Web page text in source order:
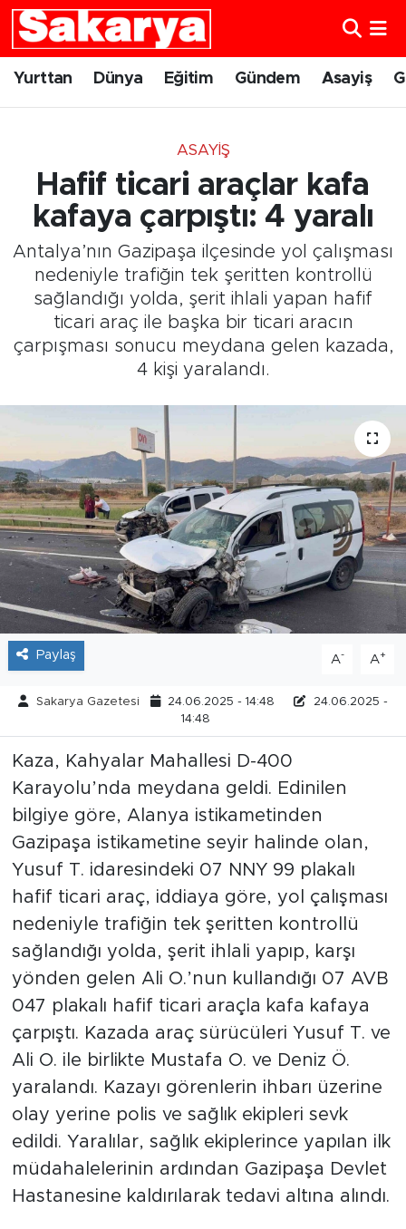
Yurttan Dünya Eğitim Gündem Asayiş
ASAYIŞ
Hafif ticari araçlar kafa
kafaya çarpıştı: 4 yaralı
Antalya’nın Gazipaşa ilçesinde yol çalışması
nedeniyle trafiğin tek şeritten kontrollü
sağlandığı yolda, şerit ihlali yapan hafif
ticari araç ile başka bir ticari aracın
çarpışması sonucu meydana gelen kazada,
4 kişi yaralandı.
Paylaş A- A+
Sakarya Gazetesi 24.06.2025 - 14:48
24.06.2025 -
14:48
Kaza, Kahyalar Mahallesi D-400
Karayolu’nda meydana geldi. Edinilen
bilgiye göre, Alanya istikametinden
Gazipaşa istikametine seyir halinde olan,
Yusuf T. idaresindeki 07 NNY 99 plakalı
hafif ticari araç, iddiaya göre, yol çalışması
nedeniyle trafiğin tek şeritten kontrollü
sağlandığı yolda, şerit ihlali yapıp, karşı
yönden gelen Ali O.’nun kullandığı 07 AVB
047 plakalı hafif ticari araçla kafa kafaya
çarpıştı. Kazada araç sürücüleri Yusuf T. ve
Ali O. ile birlikte Mustafa O. ve Deniz Ö.
yaralandı. Kazayı görenlerin ihbarı üzerine
olay yerine polis ve sağlık ekipleri sevk
edildi. Yaralılar, sağlık ekiplerince yapılan ilk
müdahalelerinin ardından Gazipaşa Devlet
Hastanesine kaldırılarak tedavi altına alındı.
Yurttan
Gündem
Eskişehirspor
Spor
Sağlık
Resmi İlanlar
Söyleşi
Foto Şaka
Teknoloji
Politika
Eskişehir Nöbetçi Eczaneler
Eskişehir Namaz Vakitleri
Eskişehir Trafik Yoğunluk Haritası
Süper Lig Puan Durumu ve Fikstür
Tüm Manşetler
Son Dakika Haberleri